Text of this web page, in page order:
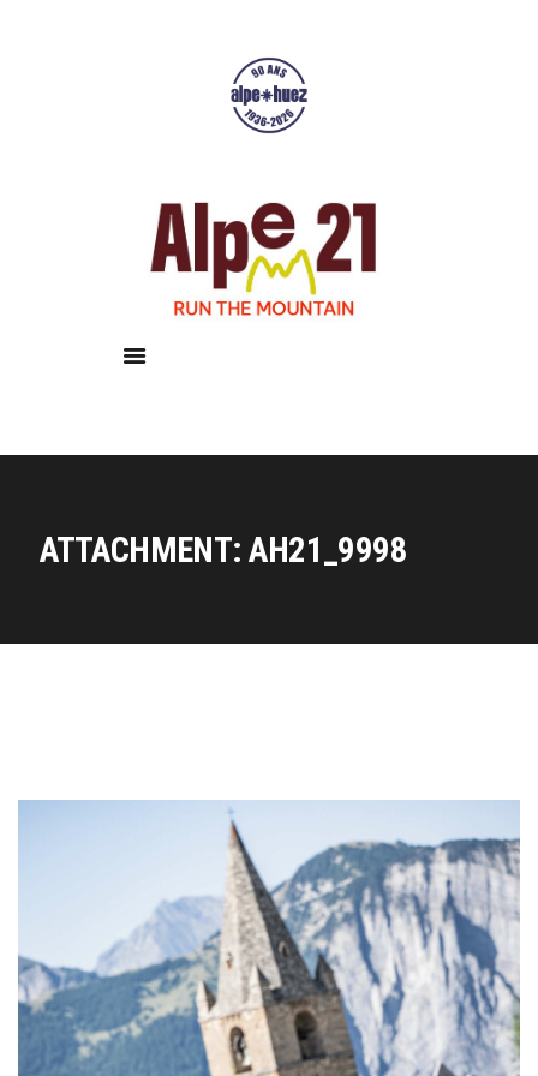
ATTACHMENT: AH21_9998
Résultats
Galerie
Infos pratiques